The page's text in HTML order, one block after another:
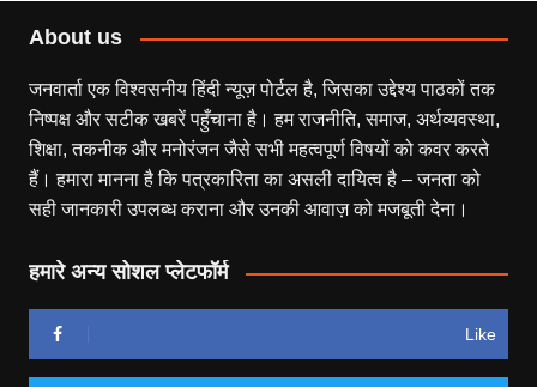
About us
जनवार्ता एक विश्वसनीय हिंदी न्यूज़ पोर्टल है, जिसका उद्देश्य पाठकों तक
निष्पक्ष और सटीक खबरें पहुँचाना है। हम राजनीति, समाज, अर्थव्यवस्था,
शिक्षा, तकनीक और मनोरंजन जैसे सभी महत्वपूर्ण विषयों को कवर करते
हैं। हमारा मानना है कि पत्रकारिता का असली दायित्व है – जनता को
सही जानकारी उपलब्ध कराना और उनकी आवाज़ को मजबूती देना।
हमारे अन्य सोशल प्लेटफॉर्म
Like